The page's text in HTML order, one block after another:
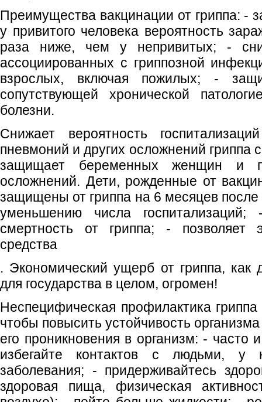
Преимущества вакцинации от гриппа: -
у привитого человека вероятность
раза ниже, чем у непривитых; -
ассоциированных с гриппозной
взрослых, включая пожилых; -
сопутствующей хронической
болезни.
Снижает вероятность
пневмоний и других осложнений гриппа
защищает беременных женщин и
осложнений. Дети, рожденные от
защищены от гриппа на 6 месяцев после
уменьшению числа госпитализаций;
смертность от гриппа; - позволяет
средства
. Экономический ущерб от гриппа, как
для государства в целом, огромен!
Неспецифическая профилактика
чтобы повысить устойчивость
его проникновения в организм: - часто
избегайте контактов с людьми, у
заболевания; - придерживайтесь
здоровая пища, физическая